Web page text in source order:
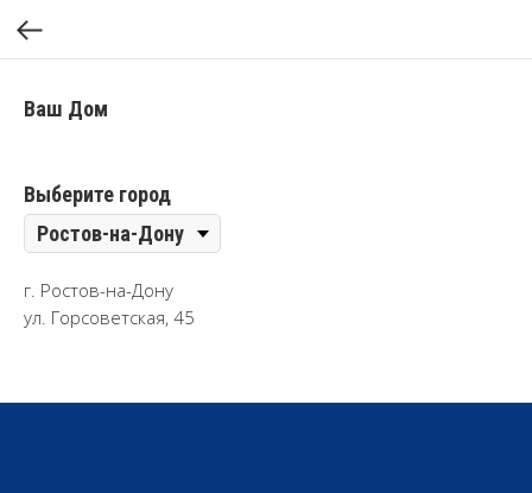
Ваш Дом
Выберите город
г. Ростов-на-Дону
ул. Горсоветская, 45